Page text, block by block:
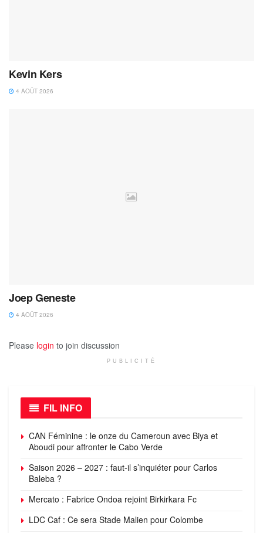
Kevin Kers
4 AOÛT 2026
Joep Geneste
4 AOÛT 2026
Please login to join discussion
PUBLICITÉ
FIL INFO
CAN Féminine : le onze du Cameroun avec Biya et
Aboudi pour affronter le Cabo Verde
Saison 2026 – 2027 : faut-il s’inquiéter pour Carlos
Baleba ?
Mercato : Fabrice Ondoa rejoint Birkirkara Fc
LDC Caf : Ce sera Stade Malien pour Colombe